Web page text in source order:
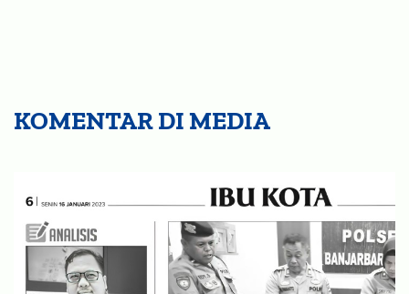
KOMENTAR DI MEDIA